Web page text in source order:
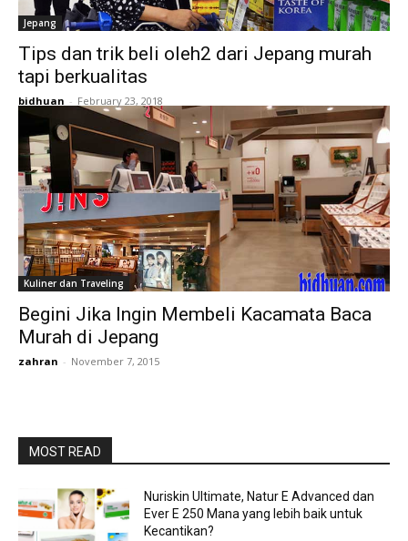
Jepang
Tips dan trik beli oleh2 dari Jepang murah
tapi berkualitas
bidhuan - February 23, 2018
Kuliner dan Traveling
Begini Jika Ingin Membeli Kacamata Baca
Murah di Jepang
zahran - November 7, 2015
MOST READ
Nuriskin Ultimate, Natur E Advanced dan
Ever E 250 Mana yang lebih baik untuk
Kecantikan?